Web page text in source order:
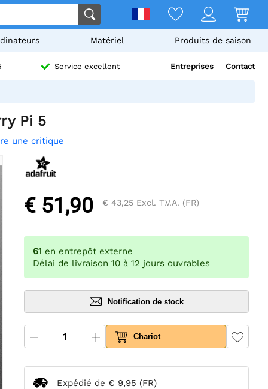
Matériel Produits de saison
Service excellent Entreprises Contact
Pi 5
une critique
€ 51,90 € 43,25 Excl. T.V.A. (FR)
61 en entrepôt externe
Délai de livraison 10 à 12 jours ouvrables
Notification de stock
Chariot
Expédié de € 9,95 (FR)